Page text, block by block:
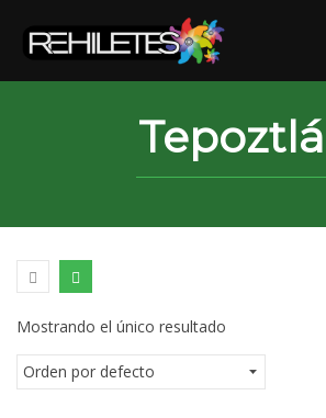
content
Mostrando el único resultado